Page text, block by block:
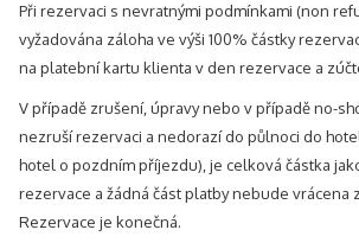
Při rezervaci s nevratnými podmínkami (non
vyžadována záloha ve výši 100% částky
na platební kartu klienta v den rezervace a
V případě zrušení, úpravy nebo v případě no-
nezruší rezervaci a nedorazí do půlnoci do
hotel o pozdním příjezdu), je celková částka
rezervace a žádná část platby nebude vrácena
Rezervace je konečná.